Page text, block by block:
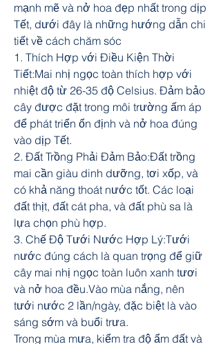
mạnh mẽ và nở hoa đẹp nhất trong dịp
Tết, dưới đây là những hướng dẫn chi
tiết về cách chăm sóc
1. Thích Hợp với Điều Kiện Thời
Tiết:Mai nhị ngọc toàn thích hợp với
nhiệt độ từ 26-35 độ Celsius. Đảm bảo
cây được đặt trong môi trường ấm áp
để phát triển ổn định và nở hoa đúng
vào dịp Tết.
2. Đất Trồng Phải Đảm Bảo:Đất trồng
mai cần giàu dinh dưỡng, tơi xốp, và
có khả năng thoát nước tốt. Các loại
đất thịt, đất cát pha, và đất phù sa là
lựa chọn phù hợp.
3. Chế Độ Tưới Nước Hợp Lý:Tưới
nước đúng cách là quan trọng để giữ
cây mai nhị ngọc toàn luôn xanh tươi
và nở hoa đều.Vào mùa nắng, nên
tưới nước 2 lần/ngày, đặc biệt là vào
sáng sớm và buổi trưa.
Trong mùa mưa, kiểm tra độ ẩm đất và